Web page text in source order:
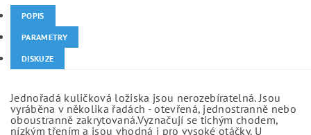
POPIS
PARAMETRY
DISKUZE
Jednořadá kuličková ložiska jsou nerozebíratelná. Jsou
vyráběna v několika řadách - otevřená, jednostranně nebo
oboustranně zakrytovaná.Vyznačují se tichým chodem,
nízkým třením a jsou vhodná i pro vysoké otáčky. U